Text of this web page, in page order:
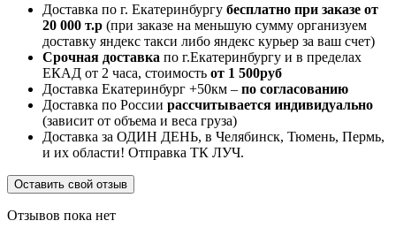
Доставка по г. Екатеринбургу бесплатно при заказе от
20 000 т.р (при заказе на меньшую сумму организуем
доставку яндекс такси либо яндекс курьер за ваш счет)
Срочная доставка по г.Екатеринбургу и в пределах
ЕКАД от 2 часа, стоимость от 1 500руб
Доставка Екатеринбург +50км – по согласованию
Доставка по России рассчитывается индивидуально
(зависит от объема и веса груза)
Доставка за ОДИН ДЕНЬ, в Челябинск, Тюмень, Пермь,
и их области! Отправка ТК ЛУЧ.
Оставить свой отзыв
Отзывов пока нет